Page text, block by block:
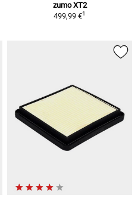
zumo XT2
499,99 €1